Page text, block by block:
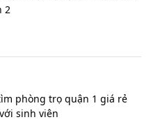
2
phòng trọ quận 1 giá rẻ
sinh viên